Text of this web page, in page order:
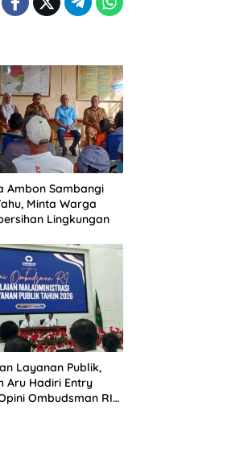
Ambon Sambangi
Minta Warga
Lingkungan
Layanan Publik,
Aru Hadiri Entry
Ombudsman RI